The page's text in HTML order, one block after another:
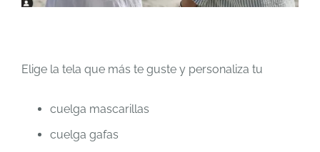
Elige la tela que más te guste y personaliza tu
cuelga mascarillas
cuelga gafas